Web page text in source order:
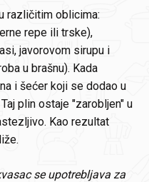
različitim oblicima:
repe ili trske),
javorovom sirupu i
u brašnu). Kada
i šećer koji se dodao u
plin ostaje "zarobljen" u
Kao rezultat
se upotrebljava za